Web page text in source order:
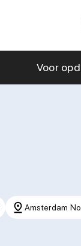
Voor
Amsterdam